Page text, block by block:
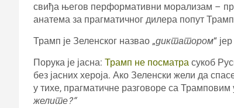
свиђа његов перформативни морализам –
анатема за прагматичног дилера попут
Трамп је Зеленског назвао „диктатором“
Порука је јасна: Трамп не посматра сукоб
без јасних хероја. Ако Зеленски жели да
у тихе, прагматичне разговоре са
желите?“